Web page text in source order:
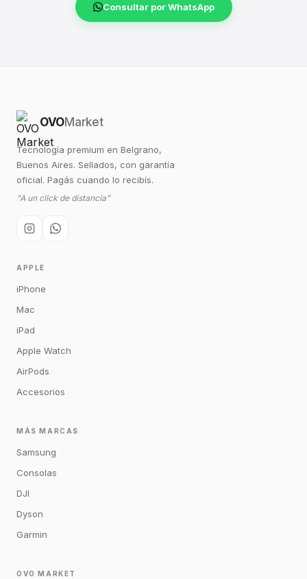
Consultar por WhatsApp
OVOMarket
Tecnología premium en Belgrano,
Buenos Aires. Sellados, con garantía
oficial. Pagás cuando lo recibís.
"A un click de distancia"
APPLE
iPhone
Mac
iPad
Apple Watch
AirPods
Accesorios
MÁS MARCAS
Samsung
Consolas
DJI
Dyson
Garmin
OVO MARKET